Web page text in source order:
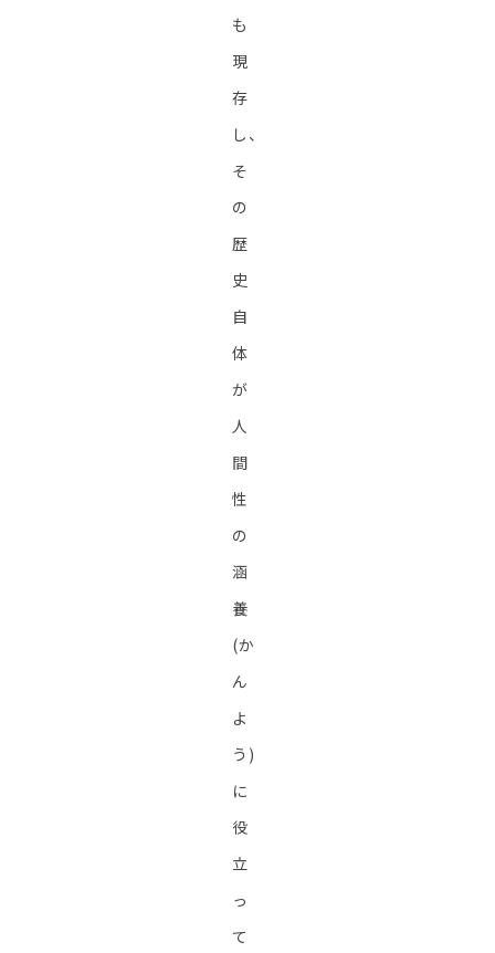
も
現
存
し、
そ
の
歴
史
自
体
が
人
間
性
の
涵
養
(か
ん
よ
う)
に
役
立
っ
て